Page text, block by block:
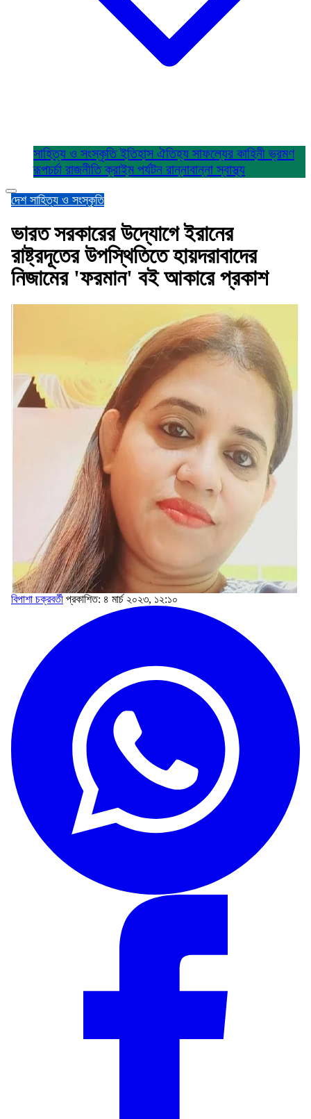
সাহিত্য ও সংস্কৃতিইতিহাস ঐতিহ্য সাফল্যের কাহিনীভ্রমণ
রূপচর্চা রাজনীতিক্রাইম পর্যটন রান্নাবান্নাস্বাস্থ্য
দেশ সাহিত্য ও সংস্কৃতি
ভারত সরকারের উদ্যোগে ইরানের
রাষ্ট্রদূতের উপস্থিতিতে হায়দরাবাদের
নিজামের 'ফরমান' বই আকারে প্রকাশ
বিপাশা চক্রবর্তী প্রকাশিত: ৪ মার্চ ২০২৩, ১২:১০